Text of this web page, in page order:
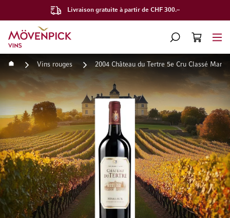
Livraison gratuite à partir de CHF 300.–
Aller à la page d'accueil
CHERCHERPANIER
Accueil Vins rouges 2004 Château du Tertre 5e Cru Classé
Passer à la fin de la galerie d’images
Passer au début de la